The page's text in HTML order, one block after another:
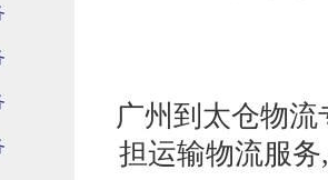
广州到太仓物
担运输物流服